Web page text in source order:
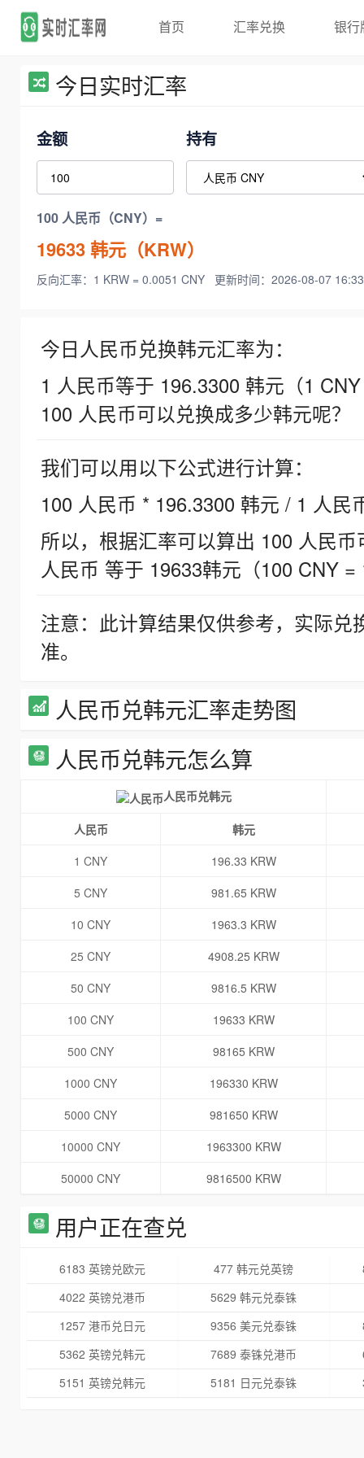
首页 汇率兑换 银行
今日实时汇率
金额 持有
100 人民币（CNY）=
19633韩元（KRW）
反向汇率：1 KRW = 0.0051 CNY 更新时间：2026-08-07
今日人民币兑换韩元汇率为：
1 人民币等于 196.3300 韩元（1
100 人民币可以兑换成多少韩元呢？
我们可以用以下公式进行计算：
100 人民币 * 196.3300 韩元 / 1 人民
所以，根据汇率可以算出 100 人民
人民币 等于 19633韩元（100 CNY =
注意：此计算结果仅供参考，实际
准。
人民币兑韩元汇率走势图
人民币兑韩元怎么算
人民币兑韩元
人民币
韩元
1 CNY
196.33 KRW
5 CNY
981.65 KRW
10 CNY
1963.3 KRW
25 CNY
4908.25 KRW
50 CNY
9816.5 KRW
100 CNY
19633 KRW
500 CNY
98165 KRW
1000 CNY
196330 KRW
5000 CNY
981650 KRW
10000 CNY
1963300 KRW
50000 CNY
9816500 KRW
用户正在查兑
6183 英镑兑欧元 477 韩元兑英镑
4022 英镑兑港币
5629 韩元兑泰铢
1257 港币兑日元
9356 美元兑泰铢
5362 英镑兑韩元
7689 泰铢兑港币
5151 英镑兑韩元
5181 日元兑泰铢